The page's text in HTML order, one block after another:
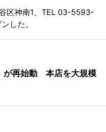
区神南1、TEL 03-5593-
した。
が再始動 本店を大規模